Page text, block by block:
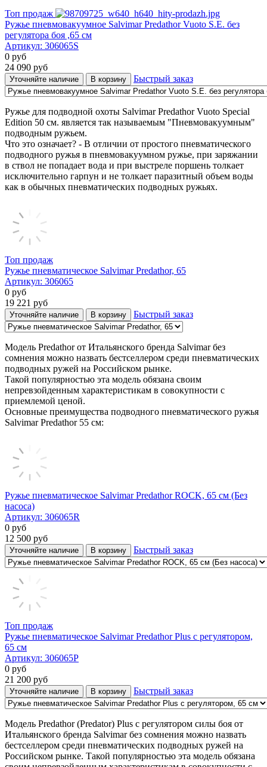
Топ продаж
Ружье пневмовакуумное Salvimar Predathor Vuoto S.E. без
регулятора боя ,65 см
Артикул: 306065S
0 руб
24 090 руб
Уточняйте наличие В корзину Быстрый заказ
Ружье для подводной охоты Salvimar Predathor Vuoto Special
Edition 50 см. является так называемым "Пневмовакуумным"
подводным ружьем.
Что это означает? - В отличии от простого пневматического
подводного ружья в пневмовакуумном ружье, при заряжании
в ствол не попадает вода и при выстреле поршень толкает
исключительно гарпун и не толкает паразитный объем воды
как в обычных пневматических подводных ружьях.
Топ продаж
Ружье пневматическое Salvimar Predathor, 65
Артикул: 306065
0 руб
19 221 руб
Уточняйте наличие В корзину Быстрый заказ
Модель Predathor от Итальянского бренда Salvimar без
сомнения можно назвать бестселлером среди пневматических
подводных ружей на Российском рынке.
Такой популярностью эта модель обязана своим
непревзойденным характеристикам в совокупности с
приемлемой ценой.
Основные преимущества подводного пневматического ружья
Salvimar Predathor 55 см:
Ружье пневматическое Salvimar Predathor ROCK, 65 см (Без
насоса)
Артикул: 306065R
0 руб
12 500 руб
Уточняйте наличие В корзину Быстрый заказ
Топ продаж
Ружье пневматическое Salvimar Predathor Plus с регулятором,
65 см
Артикул: 306065P
0 руб
21 200 руб
Уточняйте наличие В корзину Быстрый заказ
Модель Predathor (Predator) Plus с регулятором силы боя от
Итальянского бренда Salvimar без сомнения можно назвать
бестселлером среди пневматических подводных ружей на
Российском рынке. Такой популярностью эта модель обязана